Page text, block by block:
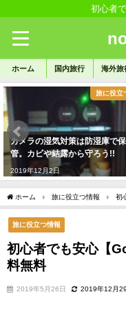
初心者
ホーム 国内旅行 海外旅
旅に役立
カメラの湿気対策は防湿庫で保
管。カビや結露から守ろう!!
2019年12月2日
ホーム 旅に役立つ情報 初
旅に役立つ情報
初心者でも安心【
料無料
2019年5月26日 2019年12月